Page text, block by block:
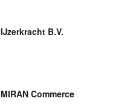
IJzerkracht B.V.
MIRAN Commerce